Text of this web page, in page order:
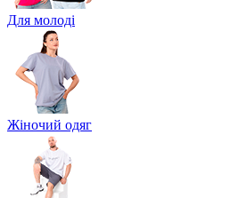
Для молоді
Жіночий одяг